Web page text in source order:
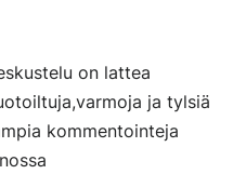
on lattea
ja tylsiä
kommentointeja